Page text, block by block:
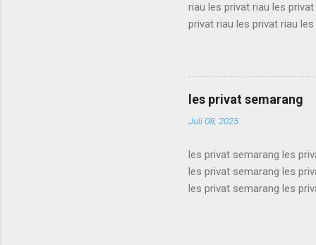
riau les privat riau les
privat riau les privat riau
riau les privat riau les
privat riau les privat riau
les privat riau les privat
les privat semarang
Juli 08, 2025
les privat semarang les
les privat semarang les
les privat semarang les
les privat semarang les